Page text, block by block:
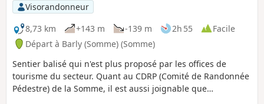
Visorandonneur
8,73 km
+143 m -139 m 2h 55
Facile
Départ à Barly (Somme) (Somme)
Sentier balisé qui n'est plus proposé par les offices de
tourisme du secteur. Quant au CDRP (Comité de Randonnée
Pédestre) de la Somme, il est aussi joignable que